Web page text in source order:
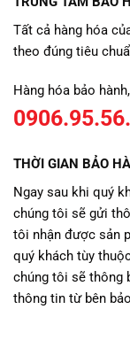
Tất cả hàng hóa
theo đúng tiêu
Hàng hóa bảo
THỜI GIAN BẢO
Ngay sau khi quý
chúng tôi sẽ gửi
tôi nhận được sản
quý khách tùy
chúng tôi sẽ thông
thông tin từ bên